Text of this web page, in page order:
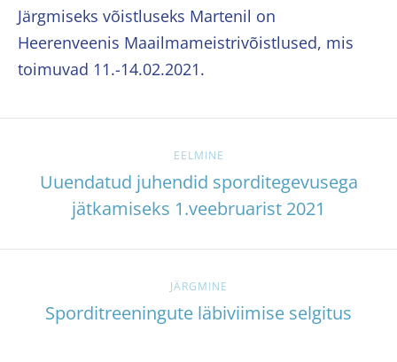
Järgmiseks võistluseks Martenil on
Heerenveenis Maailmameistrivõistlused, mis
toimuvad 11.-14.02.2021.
EELMINE
Uuendatud juhendid sporditegevusega
jätkamiseks 1.veebruarist 2021
JÄRGMINE
Sporditreeningute läbiviimise selgitus